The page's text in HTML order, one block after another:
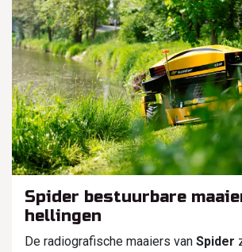
Spider bestuurbare
hellingen
De radiografische maaiers van Spider